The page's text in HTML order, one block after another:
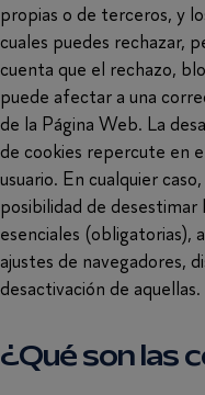
propias o de terceros, y
cuales puedes rechazar,
cuenta que el rechazo,
puede afectar a una
de la Página Web. La
de cookies repercute en
usuario. En cualquier
posibilidad de desestimar
esenciales (obligatorias),
ajustes de navegadores,
desactivación de aquellas.
¿Qué son las